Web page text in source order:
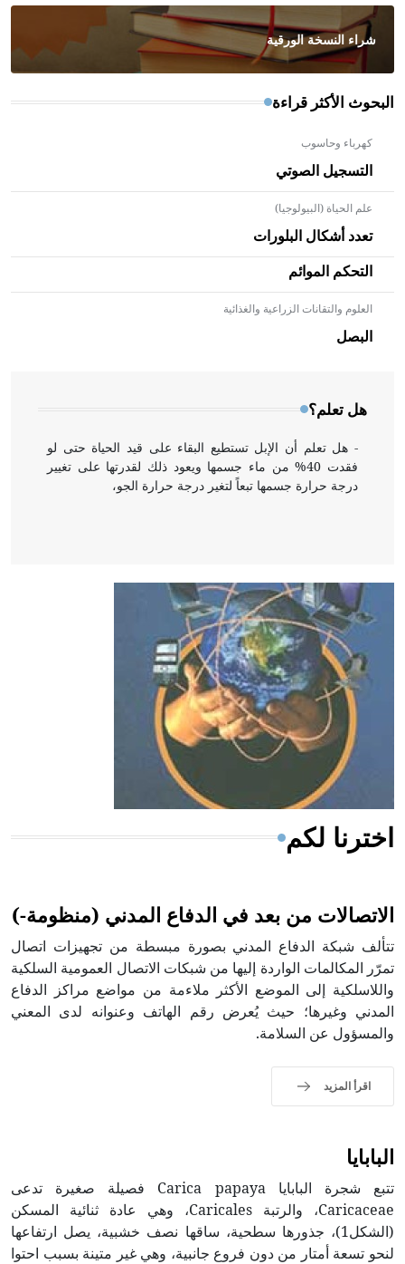
شراء النسخة الورقية
البحوث الأكثر قراءة
كهرباء وحاسوب
التسجيل الصوتي
علم الحياة (البيولوجيا)
تعدد أشكال البلورات
التحكم الموائم
العلوم والتقانات الزراعية والغذائية
البصل
هل تعلم؟
- هل تعلم أن الأبلق نوع من الفنون الهندسية التي ارتبطت
بالعمارة الإسلامية في بلاد الشام ومصر خاصة، حيث يحرص
المعمار على بناء مداميكه وخاصة في الواجهات
- هل تعلم أن الإبل تستطيع البقاء على قيد الحياة حتى لو
فقدت 40% من ماء جسمها ويعود ذلك لقدرتها على تغيير
درجة حرارة جسمها تبعاً لتغير درجة حرارة الجو،
- هل تعلم أن أبقراط كتب في الطب أربعة مؤلفات هي:
الحكم، الأدلة، تنظيم التغذية، ورسالته في جروح الرأس.
ويعود له الفضل بأنه حرر الطب من الدين والفلسفة.
- هل تعلم أن المرجان إفراز حيواني يتكون في البحر ويتركب
من مادة كربونات الكلسيوم، وهو أحمر أو شديد الحمرة وهو
أجود أنواعه، ويمتاز بكبر الحجم ويسمى الش
اخترنا لكم
الاتصالات من بعد في الدفاع المدني (منظومة-)
تتألف شبكة الدفاع المدني بصورة مبسطة من تجهيزات اتصال
تمرّر المكالمات الواردة إليها من شبكات الاتصال العمومية السلكية
واللاسلكية إلى الموضع الأكثر ملاءمة من مواضع مراكز الدفاع
المدني وغيرها؛ حيث يُعرض رقم الهاتف وعنوانه لدى المعني
والمسؤول عن السلامة.
اقرأ المزيد
البابايا
تتبع شجرة البابايا Carica papaya فصيلة صغيرة تدعى
Caricaceae، والرتبة Caricales، وهي عادة ثنائية المسكن
(الشكل1)، جذورها سطحية، ساقها نصف خشبية، يصل ارتفاعها
لنحو تسعة أمتار من دون فروع جانبية، وهي غير متينة بسبب احتوا